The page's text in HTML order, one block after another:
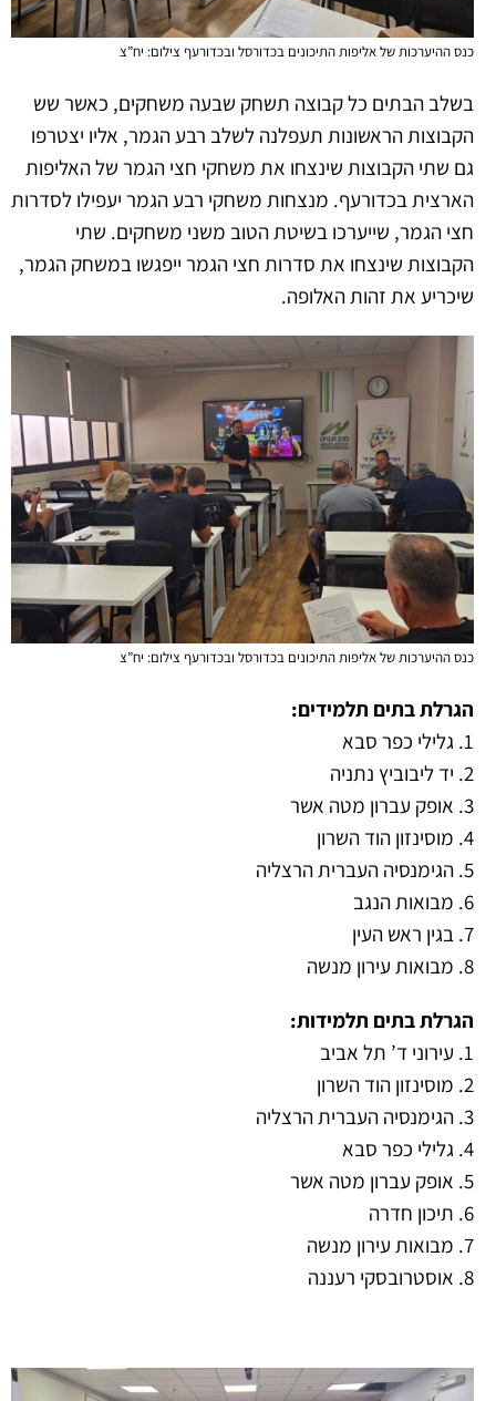
כנס ההיערכות של אליפות התיכונים בכדורסל ובכדורעף צילום: יח”צ
בשלב הבתים כל קבוצה תשחק שבעה משחקים, כאשר שש
הקבוצות הראשונות תעפלנה לשלב רבע הגמר, אליו יצטרפו
גם שתי הקבוצות שינצחו את משחקי חצי הגמר של האליפות
הארצית בכדורעף. מנצחות משחקי רבע הגמר יעפילו לסדרות
חצי הגמר, שייערכו בשיטת הטוב משני משחקים. שתי
הקבוצות שינצחו את סדרות חצי הגמר ייפגשו במשחק הגמר,
שיכריע את זהות האלופה.
כנס ההיערכות של אליפות התיכונים בכדורסל ובכדורעף צילום: יח”צ
הגרלת בתים תלמידים:
1. גלילי כפר סבא
2. יד ליבוביץ נתניה
3. אופק עברון מטה אשר
4. מוסינזון הוד השרון
5. הגימנסיה העברית הרצליה
6. מבואות הנגב
7. בגין ראש העין
8. מבואות עירון מנשה
הגרלת בתים תלמידות:
1. עירוני ד’ תל אביב
2. מוסינזון הוד השרון
3. הגימנסיה העברית הרצליה
4. גלילי כפר סבא
5. אופק עברון מטה אשר
6. תיכון חדרה
7. מבואות עירון מנשה
8. אוסטרובסקי רעננה